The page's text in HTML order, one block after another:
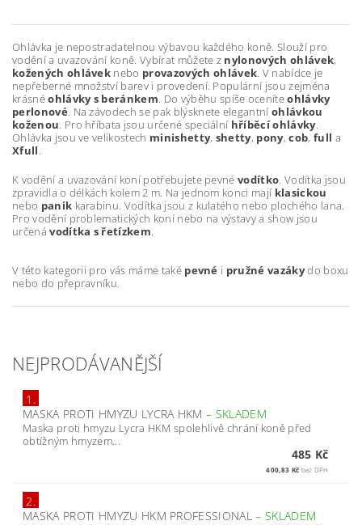
Ohlávka je nepostradatelnou výbavou každého koně. Slouží pro
vodění a uvazování koně. Vybírat můžete z nylonových ohlávek,
kožených ohlávek nebo provazových ohlávek . V nabídce je
nepřeberné množství barev i provedení. Populární jsou zejména
krásnéohlávkys beránkem . Do výběhu spíše oceníteohlávky
perlonové . Na závodech se pak blýsknete elegantníohlávkou
koženou . Pro hříbata jsou určené speciální hříběcí ohlávky.
Ohlávka jsou ve velikostech minishetty, shetty, pony,cob, full a
Xfull
K vodění a uvazování koní potřebujete pevnévodítko . Vodítka jsou
zpravidla o délkách kolem 2 m. Na jednom konci mají klasickou
nebo panik karabinu. Vodítka jsou z kulatého nebo plochého lana.
Pro vodění problematických koní nebo na výstavy a show jsou
určenávodítka s řetízkem
V této kategorii pro vás máme také pevné i pružné vazákydo boxu
nebo do přepravníku.
NEJPRODÁVANĚJŠÍ
1.
MASKA PROTI HMYZU LYCRA HKM– SKLADEM
Maska proti hmyzu Lycra HKM spolehlivě chrání koně před
obtížným hmyzem...
485 Kč
400,83 Kč bez DPH
2.
MASKA PROTI HMYZU HKM PROFESSIONAL– SKLADEM